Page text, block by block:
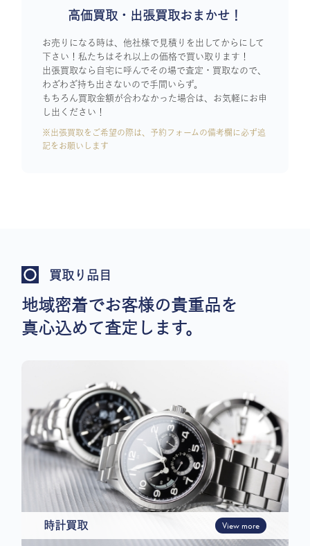
高価買取・出張買取おまかせ！
お売りになる時は、他社様で見積りを出してからにして
下さい！私たちはそれ以上の価格で買い取ります！
出張買取なら自宅に呼んでその場で査定・買取なので、
わざわざ持ち出さないので手間いらず。
もちろん買取金額が合わなかった場合は、お気軽にお申
し出ください！
※出張買取をご希望の際は、予約フォームの備考欄に必ず追
記をお願いします
買取り品目
地域密着でお客様の貴重品を
真心込めて査定します。
時計買取 View more